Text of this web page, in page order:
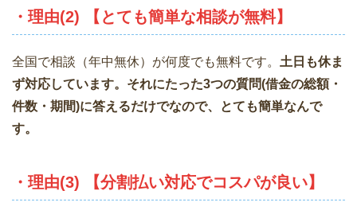
・理由(2) 【とても簡単な相談が無料】
全国で相談（年中無休）が何度でも無料です。 土日も休ま
ず対応しています。それにたった3つの質問(借金の総額・
件数・期間)に答えるだけでなので、とても簡単なんで
す。
・理由(3) 【分割払い対応でコスパが良い】